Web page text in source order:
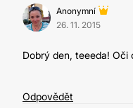
Anonymní
26. 11. 2015
Dobrý den, teeeda!
Odpovědět